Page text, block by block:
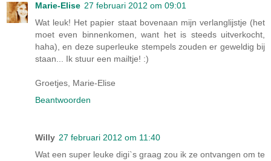
Marie-Elise 27 februari 2012 om 09:01
Wat leuk! Het papier staat bovenaan mijn verlanglijstje (het
moet even binnenkomen, want het is steeds uitverkocht,
haha), en deze superleuke stempels zouden er geweldig bij
staan... Ik stuur een mailtje! :)
Groetjes, Marie-Elise
Beantwoorden
Willy 27 februari 2012 om 11:40
Wat een super leuke digi`s graag zou ik ze ontvangen om te